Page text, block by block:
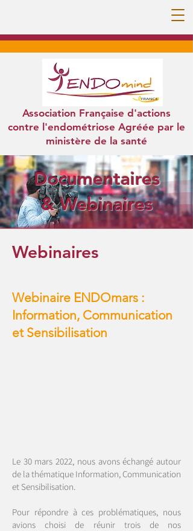
Association Française d'actions
contre l'endométriose Agréée par le
ministère de la santé
Documentaires
& Webinaires
Webinaires
Webinaire ENDOmars :
Information, Communication
et Sensibilisation
Le 30 mars 2022, nous avons échangé autour
de la thématique Information, Communication
et Sensibilisation.
Pour répondre à ces problématiques, nous
avions choisi de réunir trois de nos